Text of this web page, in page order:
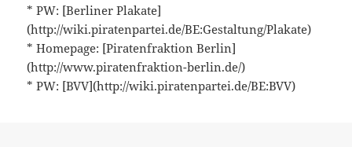
* PW: [Berliner Plakate]
(http://wiki.piratenpartei.de/BE:Gestaltung/Plakate)
* Homepage: [Piratenfraktion Berlin]
(http://www.piratenfraktion-berlin.de/)
* PW: [BVV](http://wiki.piratenpartei.de/BE:BVV)